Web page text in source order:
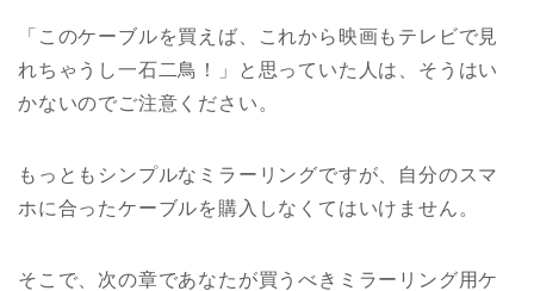
「このケーブルを買えば、これから映画もテレビで見
れちゃうし一石二鳥！」と思っていた人は、そうはい
かないのでご注意ください。
もっともシンプルなミラーリングですが、自分のスマ
ホに合ったケーブルを購入しなくてはいけません。
そこで、次の章であなたが買うべきミラーリング用ケ